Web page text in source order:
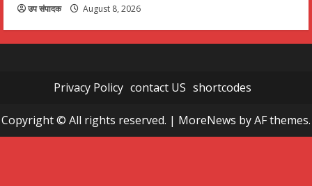
उप संपादक August 8, 2026
Privacy Policy contact US shortcodes
Copyright © All rights reserved. | MoreNews by AF themes.